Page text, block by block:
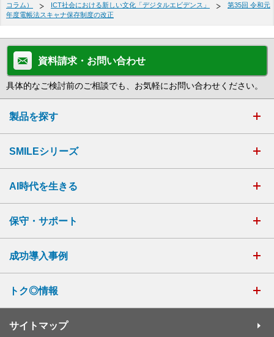
コラム）
ICT社会における新しい文化「デジタルエビデンス」
第35回 令和元
年度電帳法スキャナ保存制度の改正
資料請求・お問い合わせ
具体的なご検討前のご相談でも、お気軽にお問い合わせください。
製品を探す
SMILEシリーズ
AI時代を生きる
保守・サポート
成功導入事例
トク◎情報
サイトマップ